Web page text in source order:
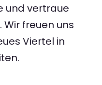
und vertraue
Wir freuen uns
Viertel in